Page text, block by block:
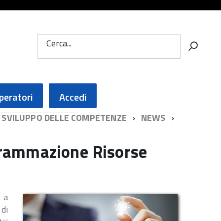
Cerca...
Accedi
DELLE COMPETENZE NEWS
Risorse
a